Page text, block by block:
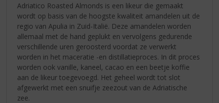
Adriatico Roasted Almonds is een likeur die gemaakt
wordt op basis van de hoogste kwaliteit amandelen uit de
regio van Apulia in Zuid-Italië. Deze amandelen worden
allemaal met de hand geplukt en vervolgens gedurende
verschillende uren geroosterd voordat ze verwerkt
worden in het maceratie -en distillatieproces. In dit proces
worden ook vanille, kaneel, cacao en een beetje koffie
aan de likeur toegevoegd. Het geheel wordt tot slot
afgewerkt met een snuifje zeezout van de Adriatische
zee.